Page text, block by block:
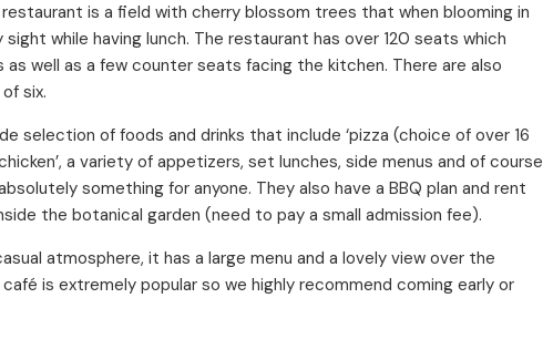
is a field with cherry blossom trees that when blooming in
while having lunch. The restaurant has over 120 seats which
well as a few counter seats facing the kitchen. There are also
six.
selection of foods and drinks that include ‘pizza (choice of over 16
a variety of appetizers, set lunches, side menus and of course
something for anyone. They also have a BBQ plan and rent
the botanical garden (need to pay a small admission fee).
atmosphere, it has a large menu and a lovely view over the
is extremely popular so we highly recommend coming early or